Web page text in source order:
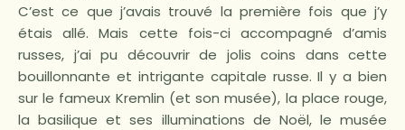
C’est ce que j’avais trouvé la première fois que j’y
étais allé. Mais cette fois-ci accompagné d’amis
russes, j’ai pu découvrir de jolis coins dans cette
bouillonnante et intrigante capitale russe. Il y a bien
sur le fameux Kremlin (et son musée), la place rouge,
la basilique et ses illuminations de Noël, le musée